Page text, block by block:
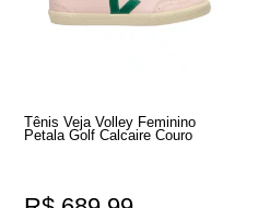
Tênis Veja Volley Feminino
Petala Golf Calcaire Couro